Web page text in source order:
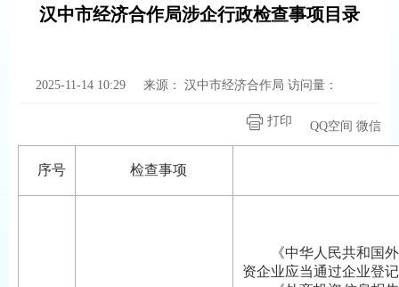
汉中市经济合作局涉企行政检查事项目录
2025-11-14 10:29 来源： 汉中市经济合作局 访问量：
打印 QQ空间 微信
序号 检查事项
《中华人民共和国
资企业应当通过企业登